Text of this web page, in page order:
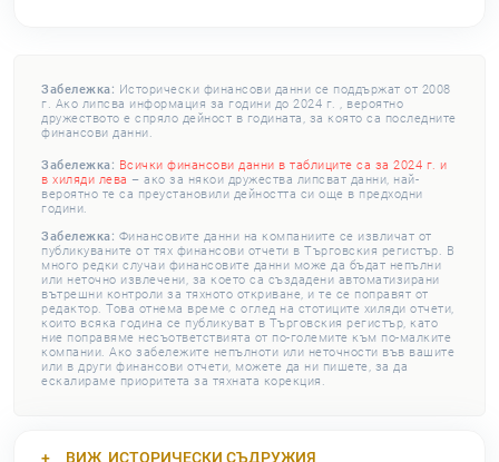
Забележка: Исторически финансови данни се поддържат от 2008
г. Ако липсва информация за години до 2024 г. , вероятно
дружеството е спряло дейност в годината, за която са последните
финансови данни.
Забележка: Всички финансови данни в таблиците са за 2024 г. и
в хиляди лева – ако за някои дружества липсват данни, най-
вероятно те са преустановили дейността си още в предходни
години.
Забележка: Финансовите данни на компаниите се извличат от
публикуваните от тях финансови отчети в Търговския регистър. В
много редки случаи финансовите данни може да бъдат непълни
или неточно извлечени, за което са създадени автоматизирани
вътрешни контроли за тяхното откриване, и те се поправят от
редактор. Това отнема време с оглед на стотиците хиляди отчети,
които всяка година се публикуват в Търговския регистър, като
ние поправяме несъответствията от по-големите към по-малките
компании. Ако забележите непълноти или неточности във вашите
или в други финансови отчети, можете да ни пишете, за да
ескалираме приоритета за тяхната корекция.
ВИЖ ИСТОРИЧЕСКИ СЪДРУЖИЯ